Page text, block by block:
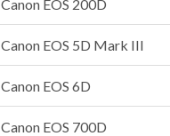
Canon EOS 200D
Canon EOS 5D Mark III
Canon EOS 6D
Canon EOS 700D